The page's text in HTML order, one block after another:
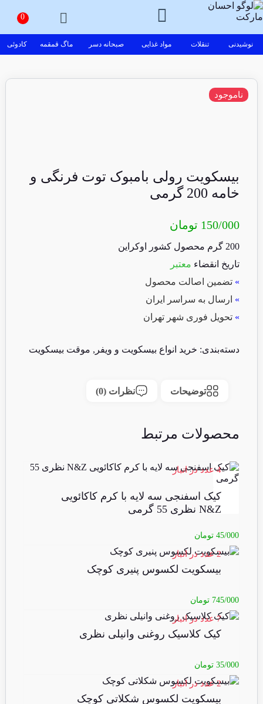
نوشیدنی تنقلات مواد غذایی صبحانه دسر ماگ قمقمه کادوئی
بیسکویت رولی بامبوک توت فرنگی و
خامه 200 گرمی
150/000 تومان
200 گرم محصول کشور اوکراین
تاریخ انقضاء معتبر
» تضمین اصالت محصول
» ارسال به سراسر ایران
» تحویل فوری شهر تهران
ناموجود
دسته‌بندی: خرید انواع بیسکویت و ویفر , موقت بیسکویت
توضیحات نظرات (0)
محصولات مرتبط
4 عدد در انبار
کیک اسفنجی سه لایه با کرم کاکائویی
N&Z نظری 55 گرمی
45/000 تومان
2 عدد در انبار
بیسکویت لکسوس پنیری کوچک
745/000 تومان
7 عدد در انبار
کیک کلاسیک روغنی وانیلی نظری
35/000 تومان
2 عدد در انبار
بیسکویت لکسوس شکلاتی کوچک